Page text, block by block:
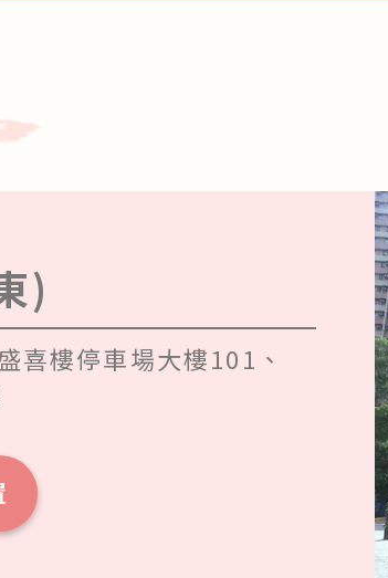
)
喜樓停車場大樓101、